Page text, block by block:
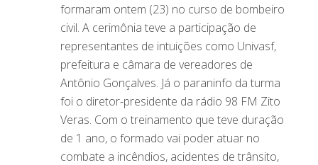
formaram ontem (23) no curso de bombeiro
civil. A cerimônia teve a participação de
representantes de intuições como Univasf,
prefeitura e câmara de vereadores de
Antônio Gonçalves. Já o paraninfo da turma
foi o diretor-presidente da rádio 98 FM Zito
Veras. Com o treinamento que teve duração
de 1 ano, o formado vai poder atuar no
combate a incêndios, acidentes de trânsito,